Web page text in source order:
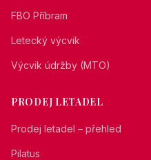
FBO Příbram
Letecký výcvik
Výcvik údržby (MTO)
PRODEJ LETADEL
Prodej letadel – přehled
Pilatus